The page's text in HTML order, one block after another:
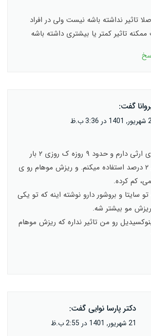
تاثیر نداشته باشه نیست ولی در افراد
تاثیر کمتر یا بیشتری داشته باشه
گفت:
ب.ظ
من ریزش موی ارثی دارم و حدود ۹ روزه ک روزی ۲ بار
ماینوکسیدیل ۲ درصد استفاده میکنم. و ریزش موهام رو ی
کم کرده.
سایتا و بروشور دارو نوشته اینه که تو یکی
مو بیشتر شه.
رو من تاثیر نداره که ریزش موهام
دکتر پارسا نوایی گفت:
21 شهریور, 1401 در 2:55 ب.ظ